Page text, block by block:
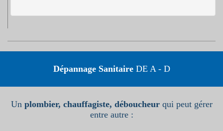
Dépannage SanitaireDE A - D
Un plombier, chauffagiste, déboucheurqui peut gérer
entre autre :